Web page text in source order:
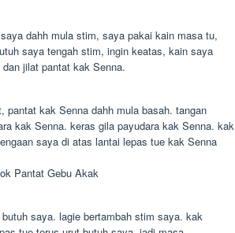
dahh mula stim, saya pakai kain masa tu,
saya tengah stim, ingin keatas, kain saya
jilat pantat kak Senna.
pantat kak Senna dahh mula basah. tangan
kak Senna. keras gila payudara kak Senna. kak
saya di atas lantai lepas tue kak Senna
Pantat Gebu Akak
saya. lagie bertambah stim saya. kak